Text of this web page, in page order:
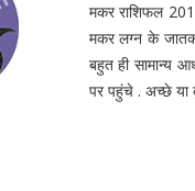
मकर राशिफल
मकर लग्न के
बहुत ही सामान्य
पर पहुंचे . अच्छे या